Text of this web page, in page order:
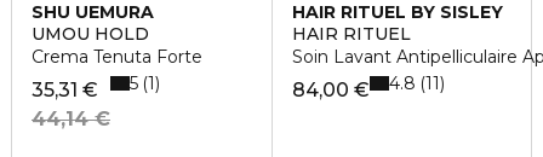
SHU UEMURA
UMOU HOLD
Crema Tenuta Forte
35,31 €
44,14 €
5 1
HAIR RITUEL BY SISLEY
HAIR RITUEL
Soin Lavant Antipelliculaire
84,00 € 4.8 11